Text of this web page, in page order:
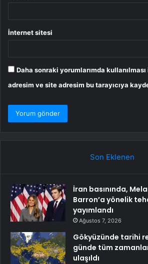
İnternet sitesi
Daha sonraki yorumlarımda
adresim ve site adresim bu tarayıcıya
Son Eklenen
İran basınında,
Barron’a yönelik
yayımlandı
Ağustos 7, 2026
Gökyüzünde tarihi
günde tüm
ulaşıldı